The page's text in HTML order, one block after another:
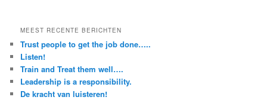
MEEST RECENTE BERICHTEN
Trust people to get the job done…..
Listen!
Train and Treat them well….
Leadership is a responsibility.
De kracht van luisteren!